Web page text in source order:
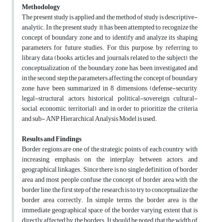
Methodology
The present study is applied and the method of study is descriptive-
analytic. In the present study, it has been attempted to recognize the
concept of boundary zone and to identify and analyze its shaping
parameters for future studies. For this purpose, by referring to
library data (books, articles and journals related to the subject), the
conceptualization of the boundary zone has been investigated and
in the second step the parameters affecting the concept of boundary
zone have been summarized in 8 dimensions (defense-security,
legal-structural, actors, historical, political-sovereign, cultural-
social, economic, territorial), and in order to prioritize the criteria
and sub- ANP Hierarchical Analysis Model is used.
Results and Findings
Border regions are one of the strategic points of each country, with
increasing emphasis on the interplay between actors and
geographical linkages. Since there is no single definition of border
area and most people confuse the concept of border area with the
border line, the first step of the research is to try to conceptualize the
border area correctly. In simple terms, the border area is the
immediate geographical space of the border varying extent that is